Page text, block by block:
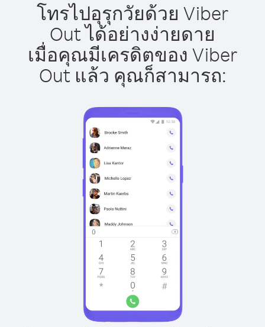
โทรไปอุรุกวัยด้วย Viber
Out ได้อย่างง่ายดาย
เมื่อคุณมีเครดิตของ Viber
Out แล้ว คุณก็สามารถ: